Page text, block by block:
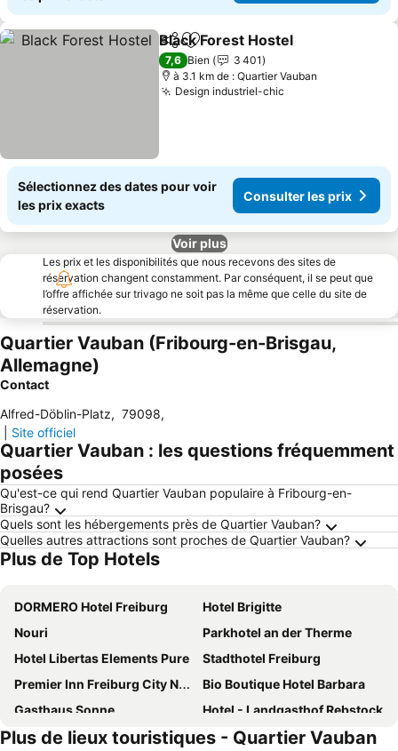
PartagerAjouter à mes favoris
Black Forest Hostel
7,6 Bien
3 401
à 3.1 km de : Quartier Vauban
Design industriel-chic
Sélectionnez des dates pour voir
les prix exacts
Consulter les prix
Voir plus
Les prix et les disponibilités que nous recevons des sites de
réservation changent constamment. Par conséquent, il se peut que
l’offre affichée sur trivago ne soit pas la même que celle du site de
réservation.
Quartier Vauban (Fribourg-en-Brisgau,
Allemagne)
Contact
Alfred-Döblin-Platz, 79098,
Site officiel
Quartier Vauban : les questions fréquemment
posées
Qu'est-ce qui rend Quartier Vauban populaire à Fribourg-en-
Brisgau?
Quels sont les hébergements près de Quartier Vauban?
Quelles autres attractions sont proches de Quartier Vauban?
Plus de Top Hotels
DORMERO Hotel Freiburg
Hotel Brigitte
Nouri
Parkhotel an der Therme
Hotel Libertas Elements Pure
Stadthotel Freiburg
Premier Inn Freiburg City Nord hotel
Bio Boutique Hotel Barbara
Gasthaus Sonne
Hotel - Landgasthof Rebstock
Hotel am Rathaus
Premier Inn Freiburg City Süd
Plus de lieux touristiques - Quartier Vauban